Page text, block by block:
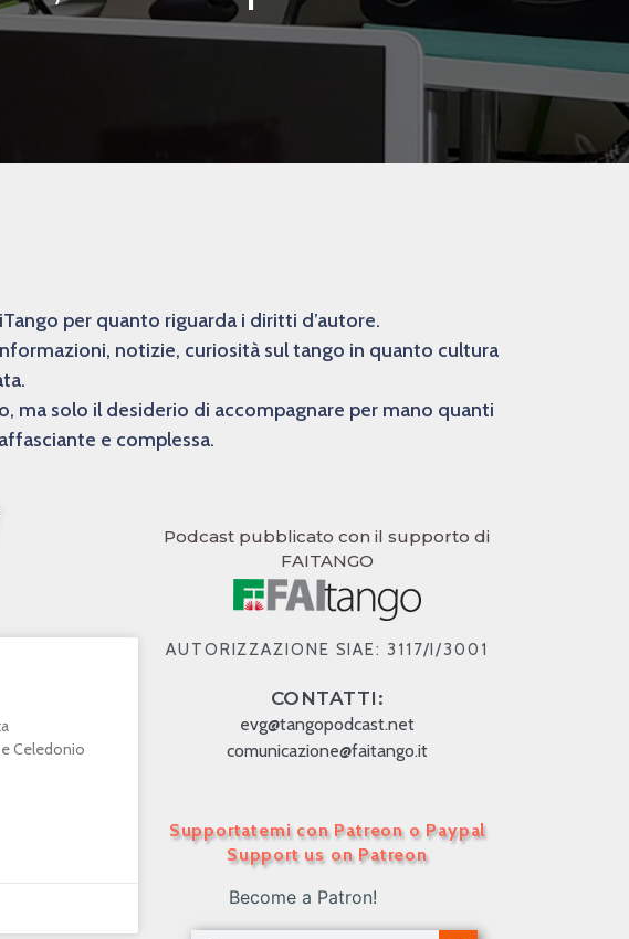
per quanto riguarda i diritti d’autore.
notizie, curiosità sul tango in quanto cultura
ma solo il desiderio di accompagnare per mano quanti
e complessa.
e Celedonio
Podcast pubblicato con il supporto di
FAITANGO
AUTORIZZAZIONE SIAE: 3117/I/3001
CONTATTI:
evg@tangopodcast.net
comunicazione@faitango.it
Supportatemi con Patreon o Paypal
Support us on Patreon
Become a Patron!